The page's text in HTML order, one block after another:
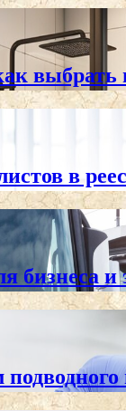
в
бизнеса